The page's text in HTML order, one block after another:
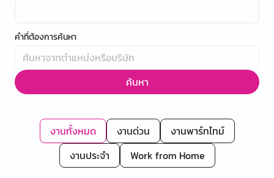
คำที่ต้องการค้นหา
ค้นหา
งานทั้งหมด งานด่วน
งานพาร์ทไทม์
งานประจำ
Work from Home